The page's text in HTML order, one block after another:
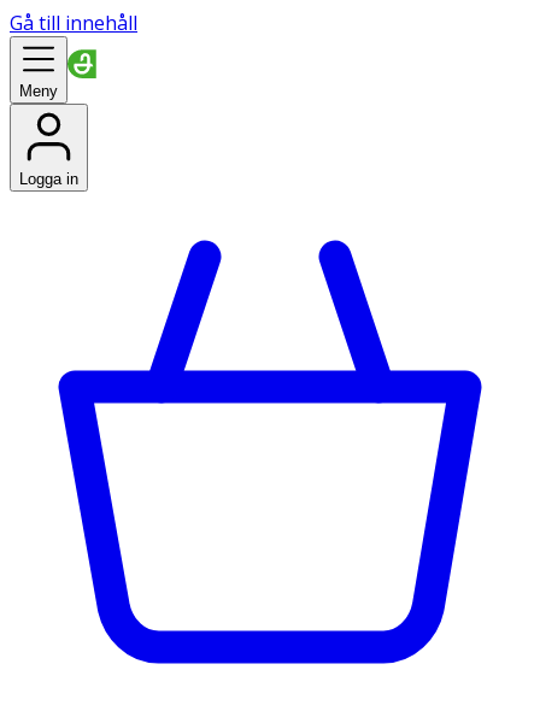
Gå till innehåll
Meny
Logga in